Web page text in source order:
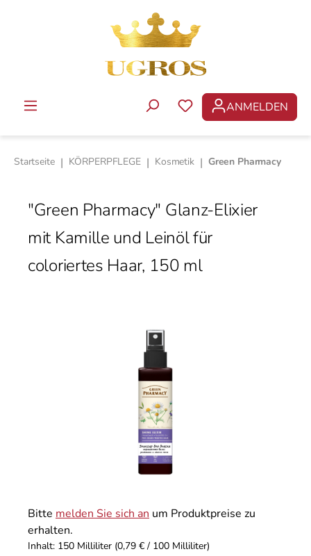
DU HAST 0
ANMELDEN
Startseite | KÖRPERPFLEGE | Kosmetik | Green Pharmacy
"Green Pharmacy" Glanz-Elixier
mit Kamille und Leinöl für
coloriertes Haar, 150 ml
Bitte melden Sie sich an um Produktpreise zu
erhalten.
Inhalt: 150 Milliliter (0,79 € / 100 Milliliter)